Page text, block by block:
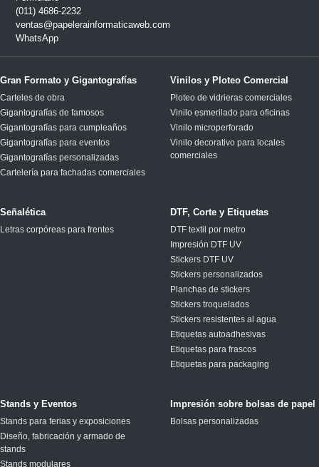
(011) 4686-2232
ventas@papelerainformaticaweb.com
WhatsApp
Gran Formato y Gigantografías
Carteles de obra
Gigantografías de famosos
Gigantografías para cumpleaños
Gigantografías para eventos
Gigantografías personalizadas
Cartelería para fachadas comerciales
Vinilos y Ploteo Comercial
Ploteo de vidrieras comerciales
Vinilo esmerilado para oficinas
Vinilo microperforado
Vinilo decorativo para locales
comerciales
Señalética
Letras corpóreas para frentes
DTF, Corte y Etiquetas
DTF textil por metro
Impresión DTF UV
Stickers DTF UV
Stickers personalizados
Planchas de stickers
Stickers troquelados
Stickers resistentes al agua
Etiquetas autoadhesivas
Etiquetas para frascos
Etiquetas para packaging
Stands y Eventos
Stands para ferias y exposiciones
Diseño, fabricación y armado de
stands
Stands modulares
Impresión sobre bolsas de papel
Bolsas personalizadas